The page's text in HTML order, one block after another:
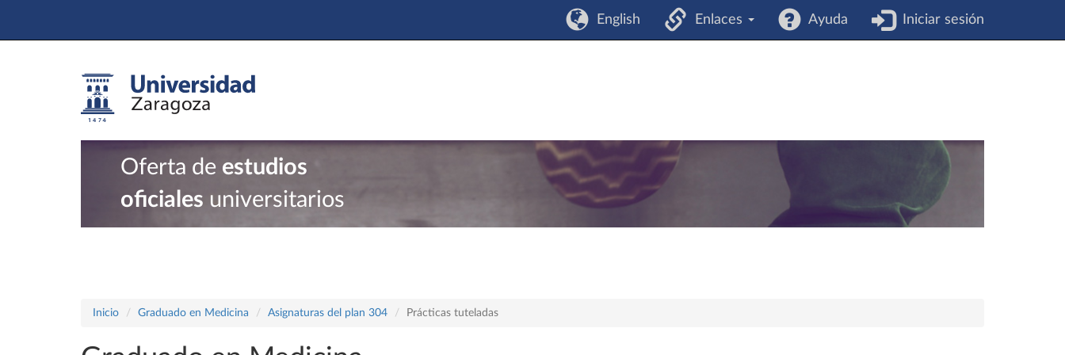
English Enlaces Ayuda Iniciar sesión
Oferta de estudios
oficiales universitarios
Inicio Graduado en Medicina Asignaturas del plan 304 Prácticas tuteladas